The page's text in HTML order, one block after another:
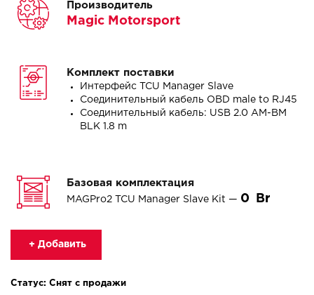
Производитель
Magic Motorsport
Комплект поставки
Интерфейс TCU Manager Slave
Соединительный кабель OBD male to RJ45
Соединительный кабель: USB 2.0 AM-BM
BLK 1.8 m
Базовая комплектация
MAGPro2 TCU Manager Slave Kit — 0
+ Добавить
Статус: Снят с продажи